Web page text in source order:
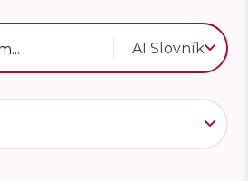
AI Slovník